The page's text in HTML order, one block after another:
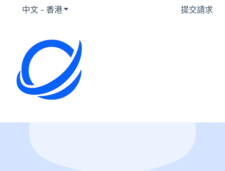
中文 - 香港顯示要翻譯的子選單 提交請求